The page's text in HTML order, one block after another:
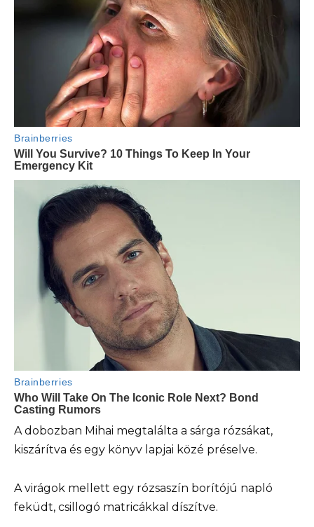
A dobozban Mihai megtalálta a sárga rózsákat,
kiszárítva és egy könyv lapjai közé préselve.
A virágok mellett egy rózsaszín borítójú napló
feküdt, csillogó matricákkal díszítve.